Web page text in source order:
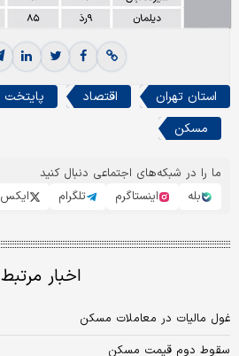
استان تهران اقتصاد پایتخت
مسکن
ما را در شبکه‌های اجتماعی دنبال کنید
بله
اینستاگرم تلگرام ایکس
اخبار مرتبط
غول مالیات در معاملات مسکن
سقوط دوم قیمت مسکن